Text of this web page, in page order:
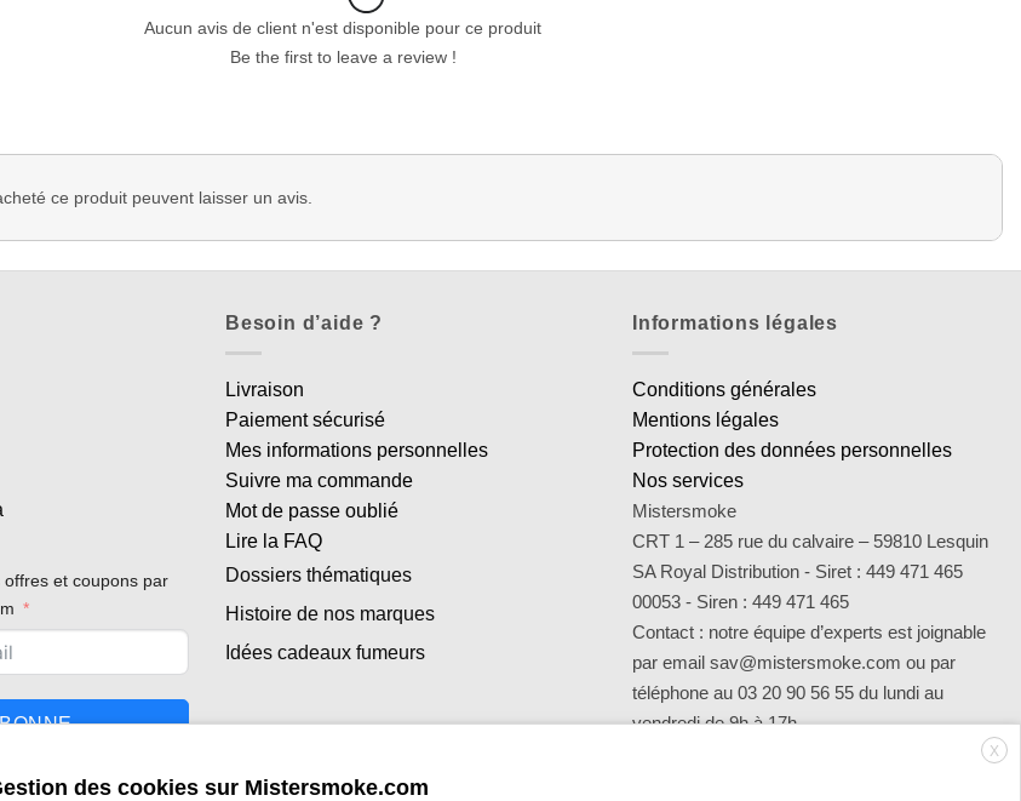
Aucun avis de client n'est disponible pour ce produit
Be the first to leave a review !
ce produit peuvent laisser un avis.
et coupons par
Besoin d’aide ?
Livraison
Paiement sécurisé
Mes informations personnelles
Suivre ma commande
Mot de passe oublié
Lire la FAQ
Dossiers thématiques
Histoire de nos marques
Idées cadeaux fumeurs
Informations légales
Conditions générales
Mentions légales
Protection des données personnelles
Nos services
Mistersmoke
CRT 1 – 285 rue du calvaire – 59810 Lesquin
SA Royal Distribution - Siret : 449 471 465
00053 - Siren : 449 471 465
Contact : notre équipe d’experts est joignable
par email sav@mistersmoke.com ou par
téléphone au 03 20 90 56 55 du lundi au
vendredi de 9h à 17h.
X
des cookies sur Mistersmoke.com